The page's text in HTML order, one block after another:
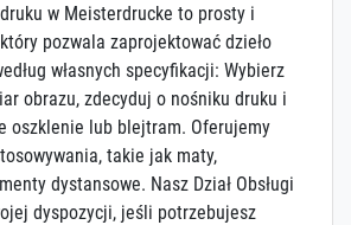
w Meisterdrucke to prosty i
pozwala zaprojektować dzieło
własnych specyfikacji: Wybierz
obrazu, zdecyduj o nośniku druku i
oszklenie lub blejtram. Oferujemy
takie jak maty,
dystansowe. Nasz Dział Obsługi
dyspozycji, jeśli potrzebujesz